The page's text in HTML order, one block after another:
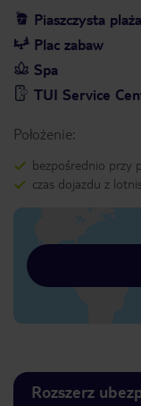
Piaszczysta plaża
Plac zabaw
Spa
TUI Service
Położenie:
bezpośrednio przy
czas dojazdu z
Rozszerz